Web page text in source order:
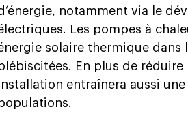
notamment via le
Les pompes à
solaire thermique dans
En plus de
entraînera aussi